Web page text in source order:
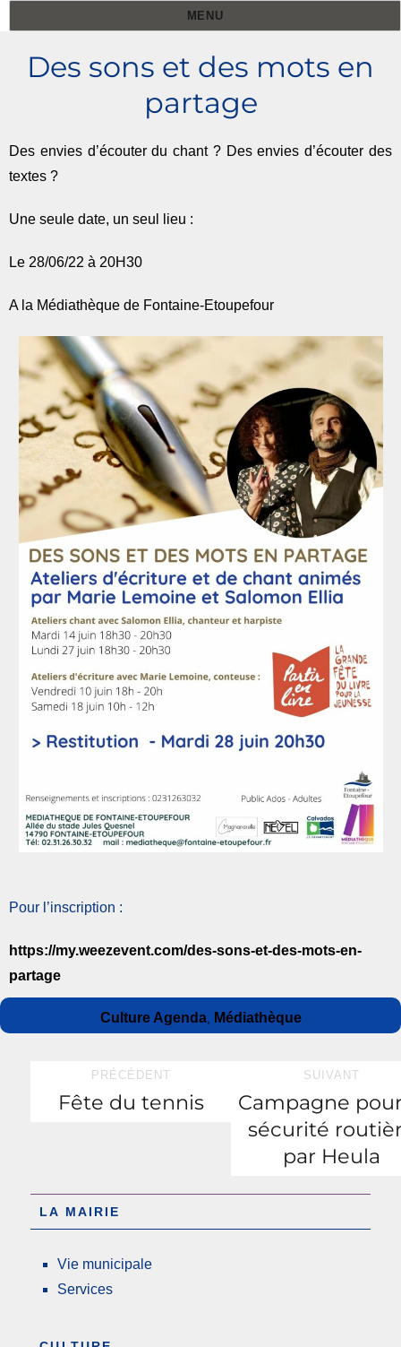
MENU
Des sons et des mots en
partage
Des envies d’écouter du chant ? Des envies d’écouter des
textes ?
Une seule date, un seul lieu :
Le 28/06/22 à 20H30
A la Médiathèque de Fontaine-Etoupefour
Pour l’inscription :
https://my.weezevent.com/des-sons-et-des-mots-en-
partage
Culture Agenda, Médiathèque
PRÉCÉDENT
Fête du tennis
SUIVANT
Campagne
sécurité
par Heula
LA MAIRIE
Vie municipale
Services